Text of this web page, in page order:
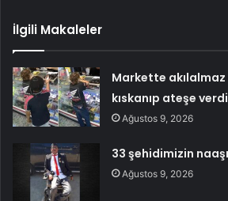
İlgili Makaleler
Markette akılalmaz
kıskanıp ateşe verdi
Ağustos 9, 2026
33 şehidimizin
Ağustos 9, 2026